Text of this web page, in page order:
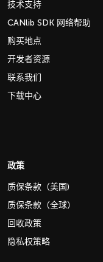
技术支持
CANlib SDK 网络帮助
购买地点
开发者资源
联系我们
下载中心
政策
质保条款（美国)
质保条款（全球）
回收政策
隐私权策略